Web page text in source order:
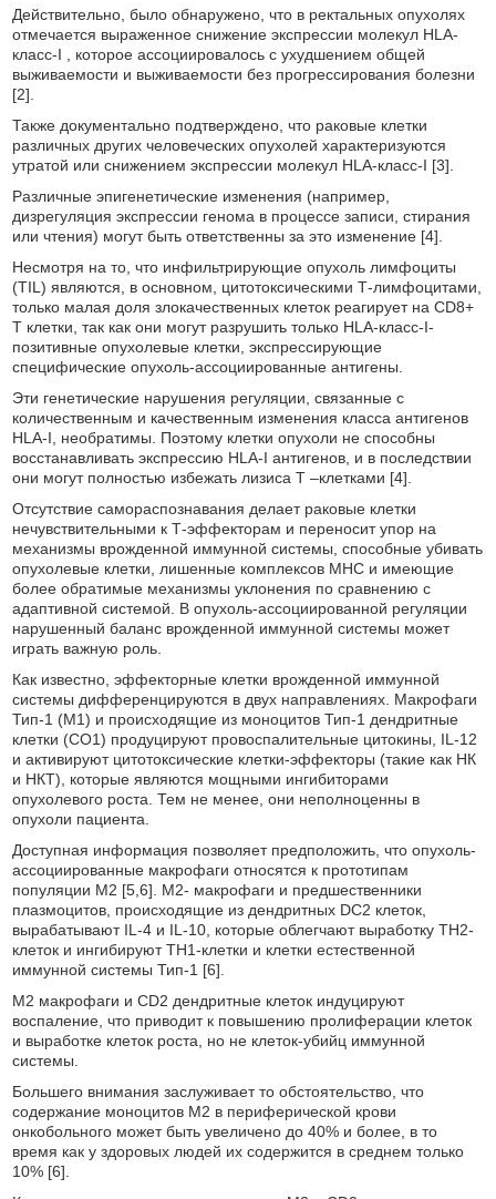
Действительно, было обнаружено, что в ректальных опухолях
отмечается выраженное снижение экспрессии молекул HLA-
класс-I , которое ассоциировалось с ухудшением общей
выживаемости и выживаемости без прогрессирования болезни
[2].
Также документально подтверждено, что раковые клетки
различных других человеческих опухолей характеризуются
утратой или снижением экспрессии молекул HLA-класс-I [3].
Различные эпигенетические изменения (например,
дизрегуляция экспрессии генома в процессе записи, стирания
или чтения) могут быть ответственны за это изменение [4].
Несмотря на то, что инфильтрирующие опухоль лимфоциты
(TIL) являются, в основном, цитотоксическими Т-лимфоцитами,
только малая доля злокачественных клеток реагирует на CD8+
Т клетки, так как они могут разрушить только HLA-класс-I-
позитивные опухолевые клетки, экспрессирующие
специфические опухоль-ассоциированные антигены.
Эти генетические нарушения регуляции, связанные с
количественным и качественным изменения класса антигенов
HLA-I, необратимы. Поэтому клетки опухоли не способны
восстанавливать экспрессию HLA-I антигенов, и в последствии
они могут полностью избежать лизиса Т –клетками [4].
Отсутствие самораспознавания делает раковые клетки
нечувствительными к Т-эффекторам и переносит упор на
механизмы врожденной иммунной системы, способные убивать
опухолевые клетки, лишенные комплексов MHC и имеющие
более обратимые механизмы уклонения по сравнению с
адаптивной системой. В опухоль-ассоциированной регуляции
нарушенный баланс врожденной иммунной системы может
играть важную роль.
Как известно, эффекторные клетки врожденной иммунной
системы дифференцируются в двух направлениях. Макрофаги
Тип-1 (М1) и происходящие из моноцитов Тип-1 дендритные
клетки (СО1) продуцируют провоспалительные цитокины, IL-12
и активируют цитотоксические клетки-эффекторы (такие как НК
и НКТ), которые являются мощными ингибиторами
опухолевого роста. Тем не менее, они неполноценны в
опухоли пациента.
Доступная информация позволяет предположить, что опухоль-
ассоциированные макрофаги относятся к прототипам
популяции М2 [5,6]. М2- макрофаги и предшественники
плазмоцитов, происходящие из дендритных DC2 клеток,
вырабатывают IL-4 и IL-10, которые облегчают выработку TH2-
клеток и ингибируют TH1-клетки и клетки естественной
иммунной системы Тип-1 [6].
М2 макрофаги и CD2 дендритные клеток индуцируют
воспаление, что приводит к повышению пролиферации клеток
и выработке клеток роста, но не клеток-убийц иммунной
системы.
Большего внимания заслуживает то обстоятельство, что
содержание моноцитов М2 в периферической крови
онкобольного может быть увеличено до 40% и более, в то
время как у здоровых людей их содержится в среднем только
10% [6].